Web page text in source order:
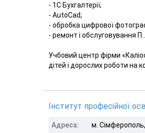
- 1С Бухгалтерії;
- AutoCad;
- обробка цифрової
- ремонт і обслуговування П...
Учбовий центр фірми
дітей і дорослих роботи на
Інститут професійної
Адреса:
м. Сімферополь,